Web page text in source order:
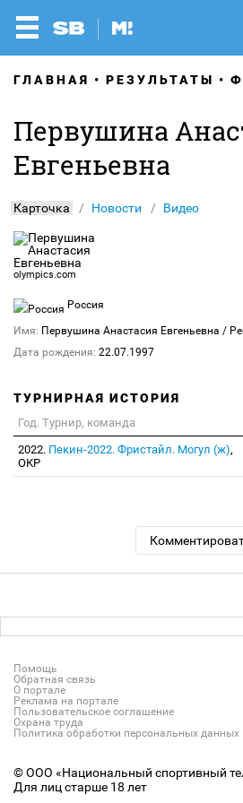
ГЛАВНАЯ РЕЗУЛЬТАТЫ
Первушина
Евгеньевна
Карточка Новости Видео
olympics.com
Россия
Имя: Первушина Анастасия Евгеньевна /
Дата рождения: 22.07.1997
ТУРНИРНАЯ ИСТОРИЯ
Год. Турнир, команда
2022. Пекин-2022. Фристайл. Могул (ж),
ОКР
Помощь
Обратная связь
О портале
Реклама на портале
Пользовательское соглашение
Охрана труда
Политика обработки персональных данных
© ООО «Национальный спортивный
Для лиц старше 18 лет